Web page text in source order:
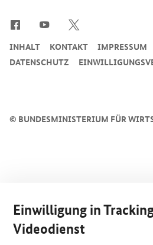
© BUNDESMINISTERIUM FÜR
INHALT KONTAKT IMPRESSUM
DATENSCHUTZ
Einwilligung in
Videodienst